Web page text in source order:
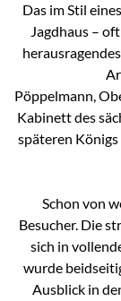
Das im Stil
Jagdhaus –
Pöppelmann,
Kabinett des
späteren
Schon von
Besucher. Die
sich in
wurde
Ausblick in